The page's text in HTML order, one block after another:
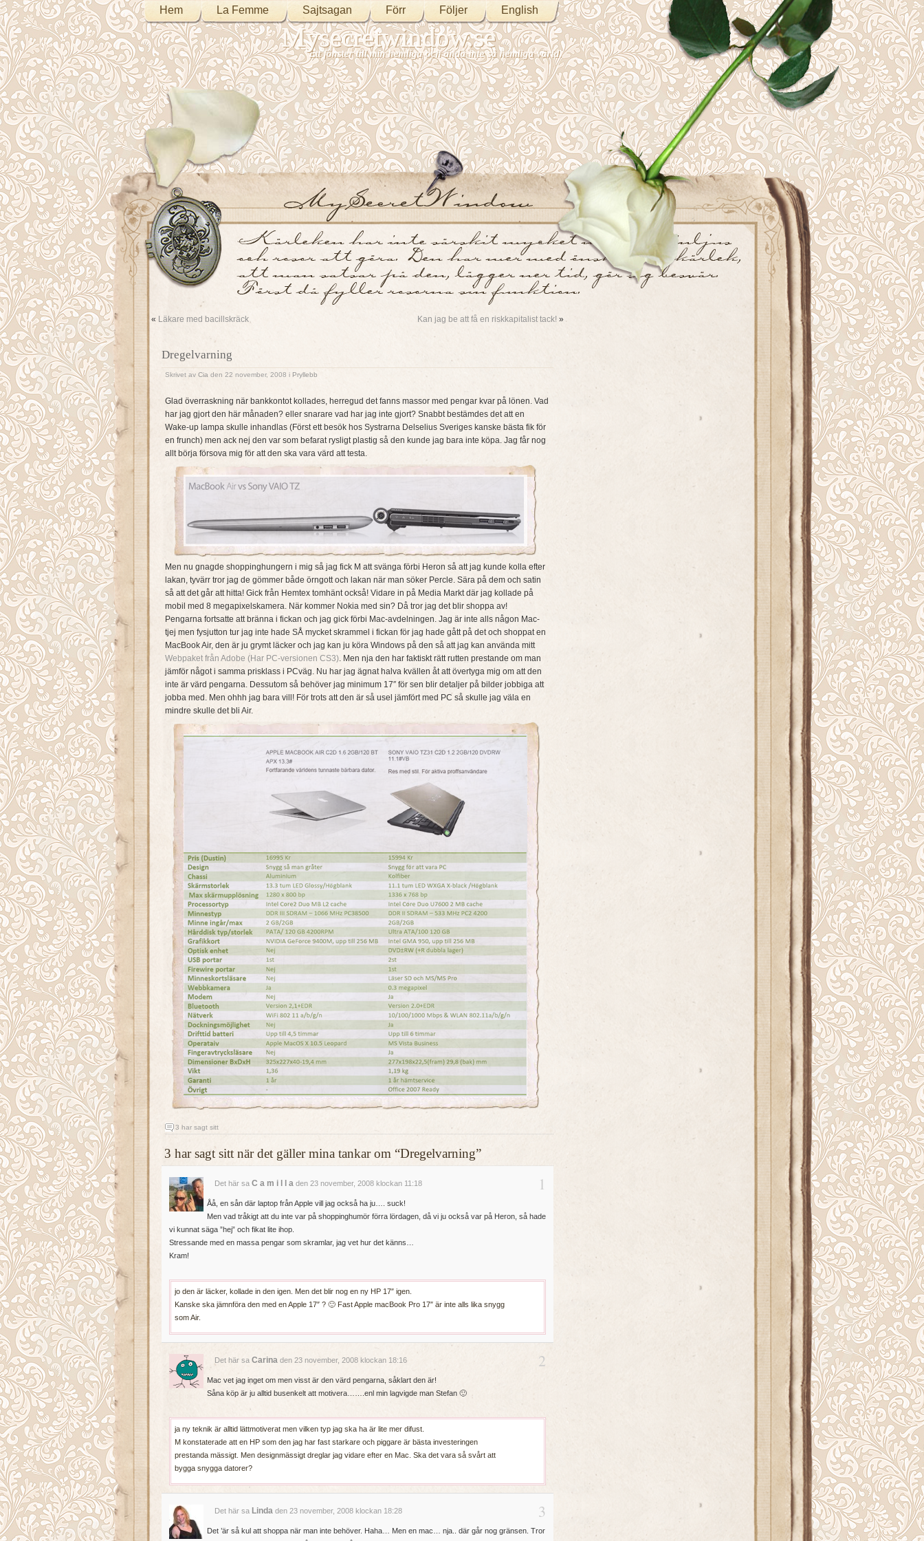
Hem La Femme Sajtsagan Förr Följer English
Mysecretwindow.se
Ett fönster till min hemliga och ändå inte så hemliga värld.
« Läkare med bacillskräck Kan jag be att få en riskkapitalist tack! »
Dregelvarning
Skrivet av Cia den 22 november, 2008 i Pryllebb
Glad överraskning när bankkontot kollades, herregud det fanns massor med pengar kvar på lönen. Vad
har jag gjort den här månaden? eller snarare vad har jag inte gjort? Snabbt bestämdes det att en
Wake-up lampa skulle inhandlas (Först ett besök hos Systrarna Delselius Sveriges kanske bästa fik för
en frunch) men ack nej den var som befarat rysligt plastig så den kunde jag bara inte köpa. Jag får nog
allt börja försova mig för att den ska vara värd att testa.
Men nu gnagde shoppinghungern i mig så jag fick M att svänga förbi Heron så att jag kunde kolla efter
lakan, tyvärr tror jag de gömmer både örngott och lakan när man söker Percle. Sära på dem och satin
så att det går att hitta! Gick från Hemtex tomhänt också! Vidare in på Media Markt där jag kollade på
mobil med 8 megapixelskamera. När kommer Nokia med sin? Då tror jag det blir shoppa av!
Pengarna fortsatte att bränna i fickan och jag gick förbi Mac-avdelningen. Jag är inte alls någon Mac-
tjej men fysjutton tur jag inte hade SÅ mycket skrammel i fickan för jag hade gått på det och shoppat en
MacBook Air, den är ju grymt läcker och jag kan ju köra Windows på den så att jag kan använda mitt
Webpaket från Adobe (Har PC-versionen CS3). Men nja den har faktiskt rätt rutten prestande om man
jämför något i samma prisklass i PCväg. Nu har jag ägnat halva kvällen åt att övertyga mig om att den
inte är värd pengarna. Dessutom så behöver jag minimum 17″ för sen blir detaljer på bilder jobbiga att
jobba med. Men ohhh jag bara vill! För trots att den är så usel jämfört med PC så skulle jag väla en
mindre skulle det bli Air.
3 har sagt sitt
3 har sagt sitt när det gäller mina tankar om “Dregelvarning”
Det här sa C a m i l l a den 23 november, 2008 klockan 11:18 1
Åå, en sån där laptop från Apple vill jag också ha ju…. suck!
Men vad tråkigt att du inte var på shoppinghumör förra lördagen, då vi ju också var på Heron, så hade
vi kunnat säga ”hej” och fikat lite ihop.
Stressande med en massa pengar som skramlar, jag vet hur det känns…
Kram!
jo den är läcker, kollade in den igen. Men det blir nog en ny HP 17″ igen.
Kanske ska jämnföra den med en Apple 17″ ? 🙂 Fast Apple macBook Pro 17″ är inte alls lika snygg
som Air.
Det här sa Carina den 23 november, 2008 klockan 18:16 2
Mac vet jag inget om men visst är den värd pengarna, såklart den är!
Såna köp är ju alltid busenkelt att motivera…….enl min lagvigde man Stefan 🙂
ja ny teknik är alltid lättmotiverat men vilken typ jag ska ha är lite mer difust.
M konstaterade att en HP som den jag har fast starkare och piggare är bästa investeringen
prestanda mässigt. Men designmässigt dreglar jag vidare efter en Mac. Ska det vara så svårt att
bygga snygga datorer?
Det här sa Linda den 23 november, 2008 klockan 18:28 3
Det ’är så kul att shoppa när man inte behöver. Haha… Men en mac… nja.. där går nog gränsen. Tror